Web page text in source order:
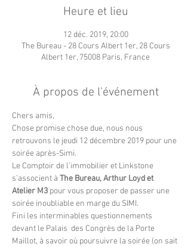
Heure et lieu
12 déc. 2019, 20:00
The Bureau - 28 Cours Albert 1er, 28 Cours
Albert 1er, 75008 Paris, France
À propos de l'événement
Chers amis,
Chose promise chose due, nous nous
retrouvons le jeudi 12 décembre 2019 pour une
soirée après-Simi.
Le Comptoir de l’immobilier et Linkstone
s’associent à The Bureau, Arthur Loyd et
Atelier M3 pour vous proposer de passer une
soirée inoubliable en marge du SIMI.
Fini les interminables questionnements
devant le Palais  des Congrès de la Porte
Maillot, à savoir où poursuivre la soirée (on sait